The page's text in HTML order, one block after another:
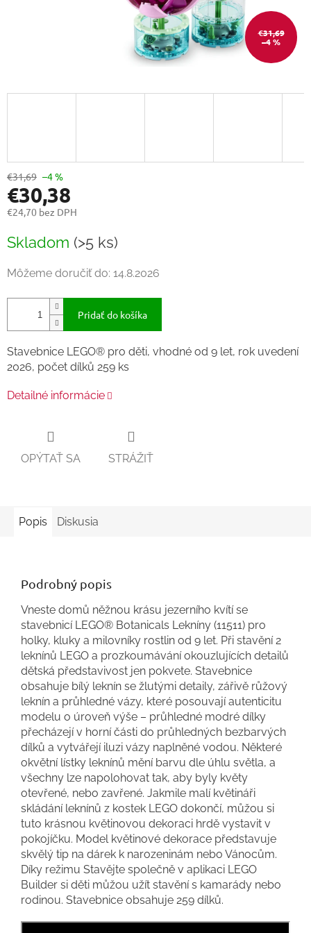
€31,69
–4 %
€31,69 –4 %
€30,38
€24,70 bez DPH
cena:
Skladom (>5 ks)
Môžeme doručiť do: 14.8.2026
Pridať do košíka
Stavebnice LEGO® pro děti, vhodné od 9 let, rok uvedení
2026, počet dílků 259 ks
Detailné informácie
OPÝTAŤ SA STRÁŽIŤ
Popis Diskusia
Podrobný popis
Vneste domů něžnou krásu jezerního kvítí se
stavebnicí LEGO® Botanicals Lekníny (11511) pro
holky, kluky a milovníky rostlin od 9 let. Při stavění 2
leknínů LEGO a prozkoumávání okouzlujících detailů
dětská představivost jen pokvete. Stavebnice
obsahuje bílý leknín se žlutými detaily, zářivě růžový
leknín a průhledné vázy, které posouvají autenticitu
modelu o úroveň výše – průhledné modré dílky
přecházejí v horní části do průhledných bezbarvých
dílků a vytvářejí iluzi vázy naplněné vodou. Některé
okvětní lístky leknínů mění barvu dle úhlu světla, a
všechny lze napolohovat tak, aby byly květy
otevřené, nebo zavřené. Jakmile malí květináři
skládání leknínů z kostek LEGO dokončí, můžou si
tuto krásnou květinovou dekoraci hrdě vystavit v
pokojíčku. Model květinové dekorace představuje
skvělý tip na dárek k narozeninám nebo Vánocům.
Díky režimu Stavějte společně v aplikaci LEGO
Builder si děti můžou užít stavění s kamarády nebo
rodinou. Stavebnice obsahuje 259 dílků.